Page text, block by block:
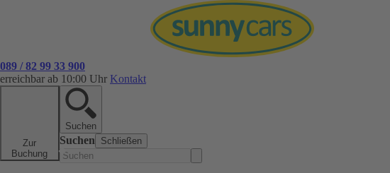
089 / 82 99 33 900
erreichbar ab 10:00 Uhr Kontakt
Zur
Buchung
Suchen
Suchen Schließen